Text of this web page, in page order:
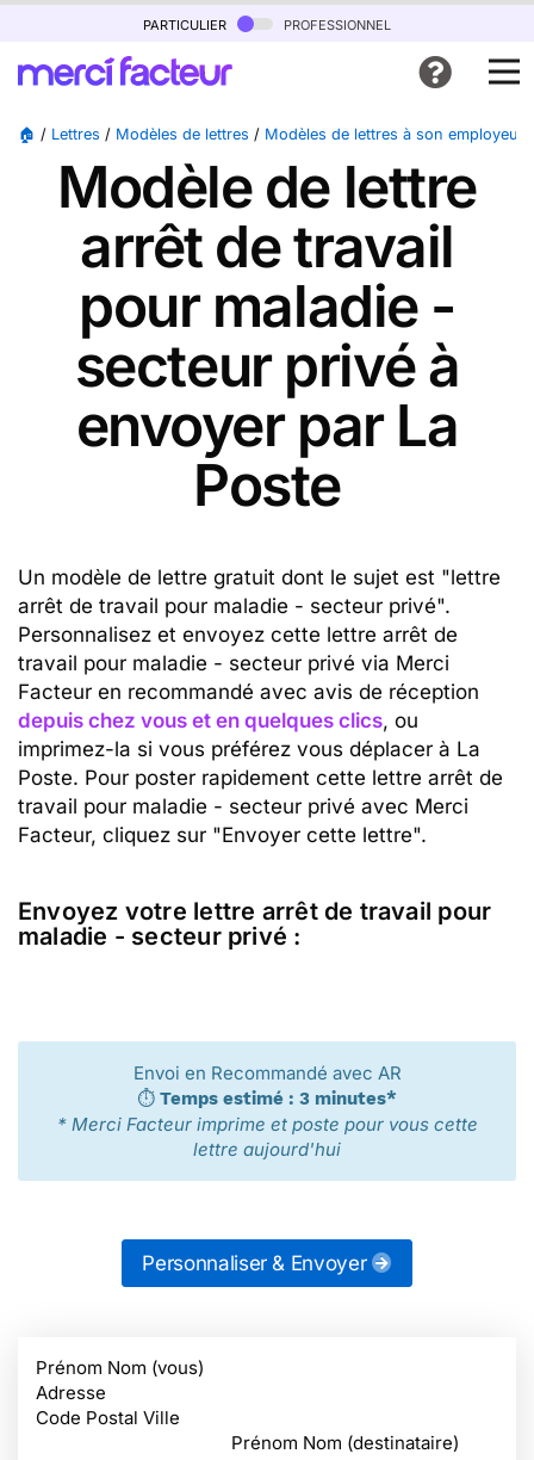
particulier professionnel
🏠 / Lettres / Modèles de lettres / Modèles de lettres à son employeur
Modèle de lettre
arrêt de travail
pour maladie -
secteur privé à
envoyer par La
Poste
Un modèle de lettre gratuit dont le sujet est "lettre
arrêt de travail pour maladie - secteur privé".
Personnalisez et envoyez cette lettre arrêt de
travail pour maladie - secteur privé via Merci
Facteur en recommandé avec avis de réception
depuis chez vous et en quelques clics, ou
imprimez-la si vous préférez vous déplacer à La
Poste. Pour poster rapidement cette lettre arrêt de
travail pour maladie - secteur privé avec Merci
Facteur, cliquez sur "Envoyer cette lettre".
Envoyez votre lettre arrêt de travail pour
maladie - secteur privé :
Envoi en Recommandé avec AR
⏱️ Temps estimé : 3 minutes*
* Merci Facteur imprime et poste pour vous cette
lettre aujourd'hui
Personnaliser & Envoyer
Prénom Nom (vous)
Adresse
Code Postal Ville
Prénom Nom (destinataire)